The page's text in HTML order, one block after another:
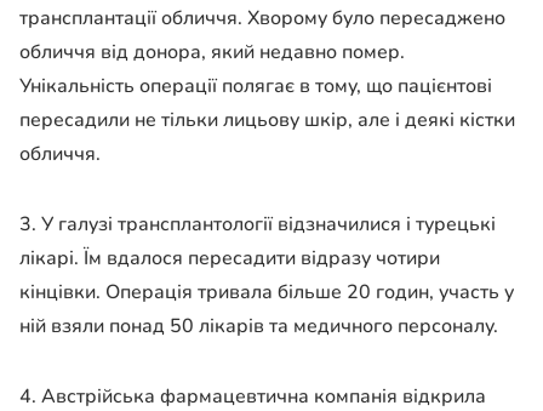
трансплантації обличчя. Хворому було пересаджено
обличчя від донора, який недавно помер.
Унікальність операції полягає в тому, що пацієнтові
пересадили не тільки лицьову шкір, але і деякі кістки
обличчя.
3. У галузі трансплантології відзначилися і турецькі
лікарі. Їм вдалося пересадити відразу чотири
кінцівки. Операція тривала більше 20 годин, участь у
ній взяли понад 50 лікарів та медичного персоналу.
4. Австрійська фармацевтична компанія відкрила